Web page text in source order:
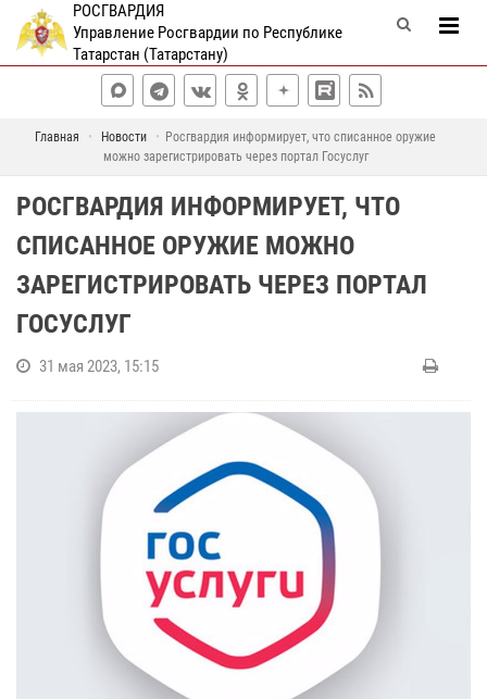
РОСГВАРДИЯ
Управление Росгвардии по Республике
Татарстан (Татарстану)
Главная Новости
Росгвардия информирует, что списанное оружие
можно зарегистрировать через портал Госуслуг
РОСГВАРДИЯ ИНФОРМИРУЕТ, ЧТО
СПИСАННОЕ ОРУЖИЕ МОЖНО
ЗАРЕГИСТРИРОВАТЬ ЧЕРЕЗ ПОРТАЛ
ГОСУСЛУГ
31 мая 2023, 15:15